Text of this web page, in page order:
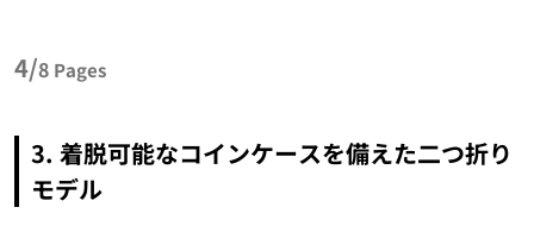
4/8 Pages
3. 着脱可能なコインケースを備えた二つ折り
モデル